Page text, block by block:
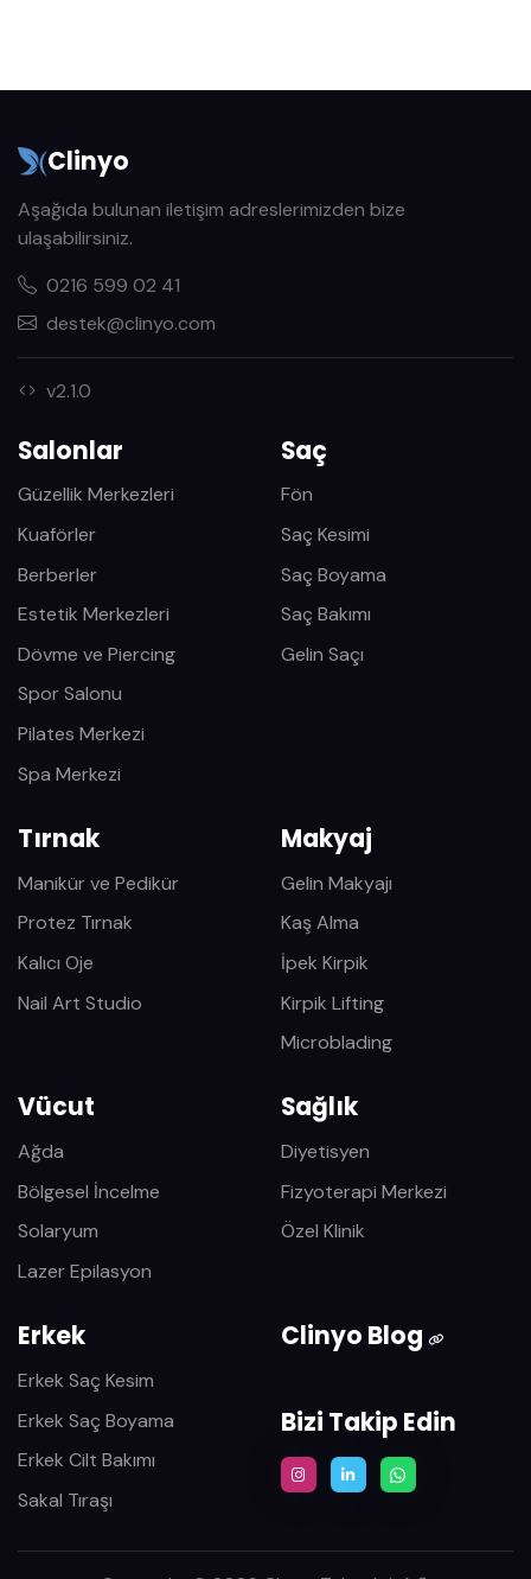
Clinyo
Aşağıda bulunan iletişim adreslerimizden bize
ulaşabilirsiniz.
0216 599 02 41
destek@clinyo.com
v2.1.0
Salonlar
Güzellik Merkezleri
Kuaförler
Berberler
Estetik Merkezleri
Dövme ve Piercing
Spor Salonu
Pilates Merkezi
Spa Merkezi
Saç
Fön
Saç Kesimi
Saç Boyama
Saç Bakımı
Gelin Saçı
Tırnak
Manikür ve Pedikür
Protez Tırnak
Kalıcı Oje
Nail Art Studio
Makyaj
Gelin Makyajı
Kaş Alma
İpek Kirpik
Kirpik Lifting
Microblading
Vücut
Ağda
Bölgesel İncelme
Solaryum
Lazer Epilasyon
Sağlık
Diyetisyen
Fizyoterapi Merkezi
Özel Klinik
Erkek
Erkek Saç Kesim
Erkek Saç Boyama
Erkek Cilt Bakımı
Sakal Tıraşı
Clinyo Blog
Bizi Takip Edin